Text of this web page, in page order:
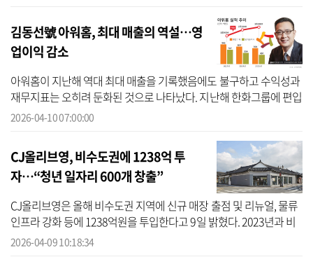
김동선號 아워홈, 최대 매출의 역설…영
업이익 감소
아워홈이 지난해 역대 최대 매출을 기록했음에도 불구하고 수익성과
재무지표는 오히려 둔화된 것으로 나타났다. 지난해 한화그룹에 편입
된 이후 외형 성장에는 성공했지만, 내실 관리 측면에서는 아쉽다는
2026-04-10 07:00:00
CJ올리브영, 비수도권에 1238억 투
자…“청년 일자리 600개 창출”
CJ올리브영은 올해 비수도권 지역에 신규 매장 출점 및 리뉴얼, 물류
인프라 강화 등에 1238억원을 투입한다고 9일 밝혔다. 2023년과 비
교해 3배 이상 성장한 규모로, 지역 경제 활성화와 고용 창출에 효과
2026-04-09 10:18:34